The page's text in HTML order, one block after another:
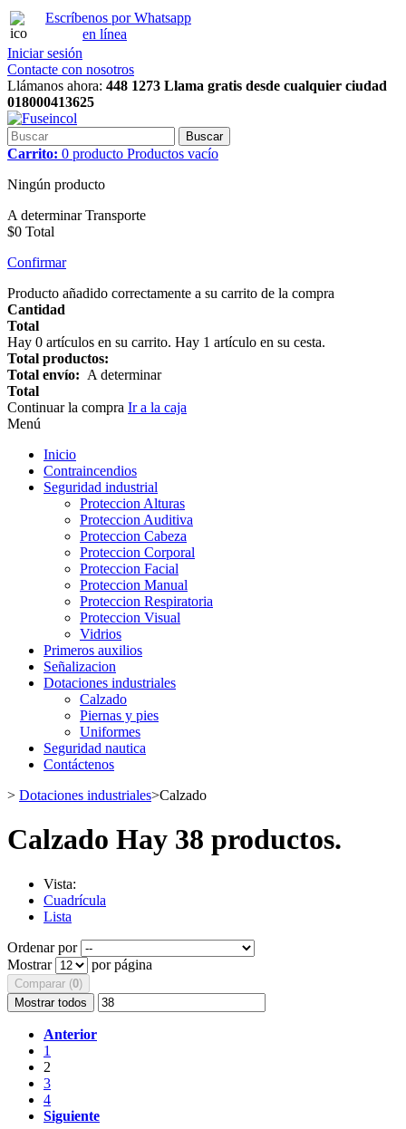
Escríbenos por Whatsapp
en línea
Iniciar sesión
Contacte con nosotros
Llámanos ahora: 448 1273 Llama gratis desde cualquier ciudad
018000413625
Buscar
Carrito: 0 producto Productos vacío
Ningún producto
A determinarTransporte
$0 Total
Confirmar
Producto añadido correctamente a su carrito de la compra
Cantidad
Total
Hay 0 artículos en su carrito. Hay 1 artículo en su cesta.
Total productos:
Total envío: A determinar
Total
Continuar la compra Ir a la caja
Menú
Inicio
Contraincendios
Seguridad industrial
Proteccion Alturas
Proteccion Auditiva
Proteccion Cabeza
Proteccion Corporal
Proteccion Facial
Proteccion Manual
Proteccion Respiratoria
Proteccion Visual
Vidrios
Primeros auxilios
Señalizacion
Dotaciones industriales
Calzado
Piernas y pies
Uniformes
Seguridad nautica
Contáctenos
> Dotaciones industriales>Calzado
Calzado Hay 38 productos.
Vista:
Cuadrícula
Lista
Ordenar por
Mostrar
por página
Comparar (0)
Mostrar todos
Anterior
1
2
3
4
Siguiente